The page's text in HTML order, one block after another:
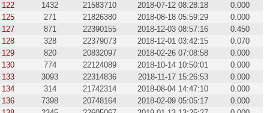
122
1432 21583710 2018-07-12 08:28:18
0.000
125
271 21826380 2018-08-18 05:59:29
0.000
127
871 22390155 2018-12-03 08:57:16
0.450
128
328 22379073 2018-12-01 03:42:15
0.070
129
820 20832097 2018-02-26 07:08:58
0.000
130
774 22124089 2018-10-14 10:50:01
0.000
133
3093 22314836 2018-11-17 15:26:53
0.000
134
314 21742314 2018-08-04 14:47:10
0.000
136
7398 20748164 2018-02-09 05:05:17
0.000